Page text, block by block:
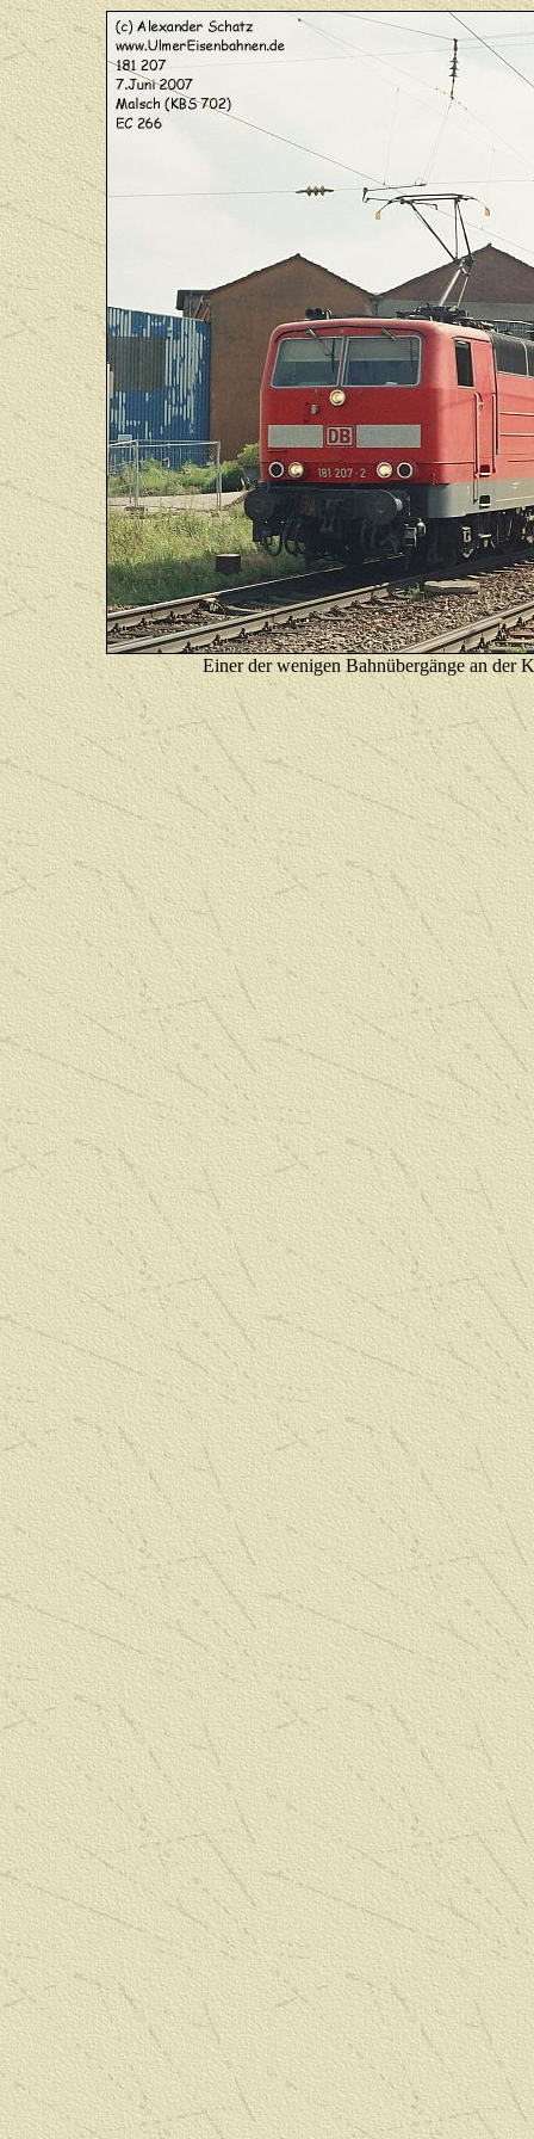
Einer der wenigen Bahnübergänge an der